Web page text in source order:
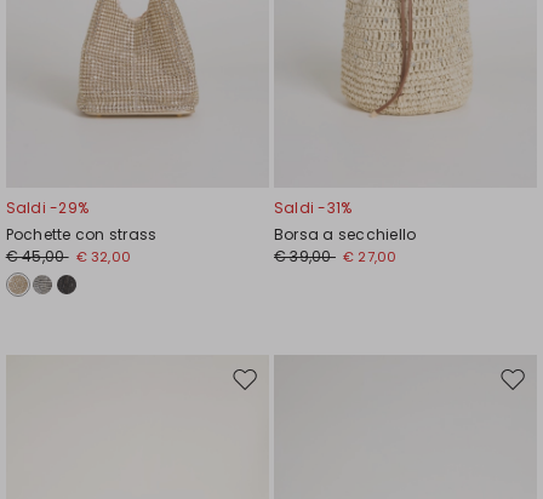
Saldi -29%
Pochette con strass
€ 45,00 € 32,00
Saldi -31%
Borsa a secchiello
€ 39,00 € 27,00
Sposta